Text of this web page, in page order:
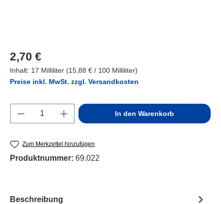
Regulärer Preis:
2,70 €
Inhalt: 17 Milliliter (15,88 € / 100 Milliliter)
Preise inkl. MwSt. zzgl. Versandkosten
Produkt Anzahl: Gib den gewünschten
In den Warenkorb
Zum Merkzettel hinzufügen
Produktnummer: 69.022
Beschreibung